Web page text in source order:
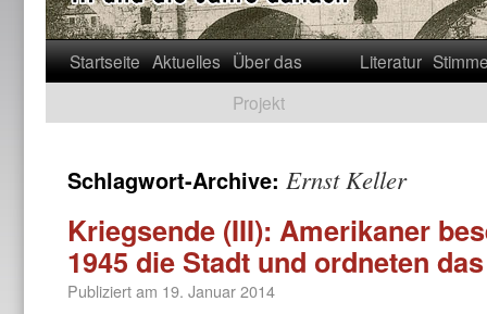
Startseite Aktuelles Über das
Projekt
Literatur
Schlagwort-Archive: Ernst Keller
Kriegsende (III): Amerikaner
1945 die Stadt und ordneten
Publiziert am 19. Januar 2014